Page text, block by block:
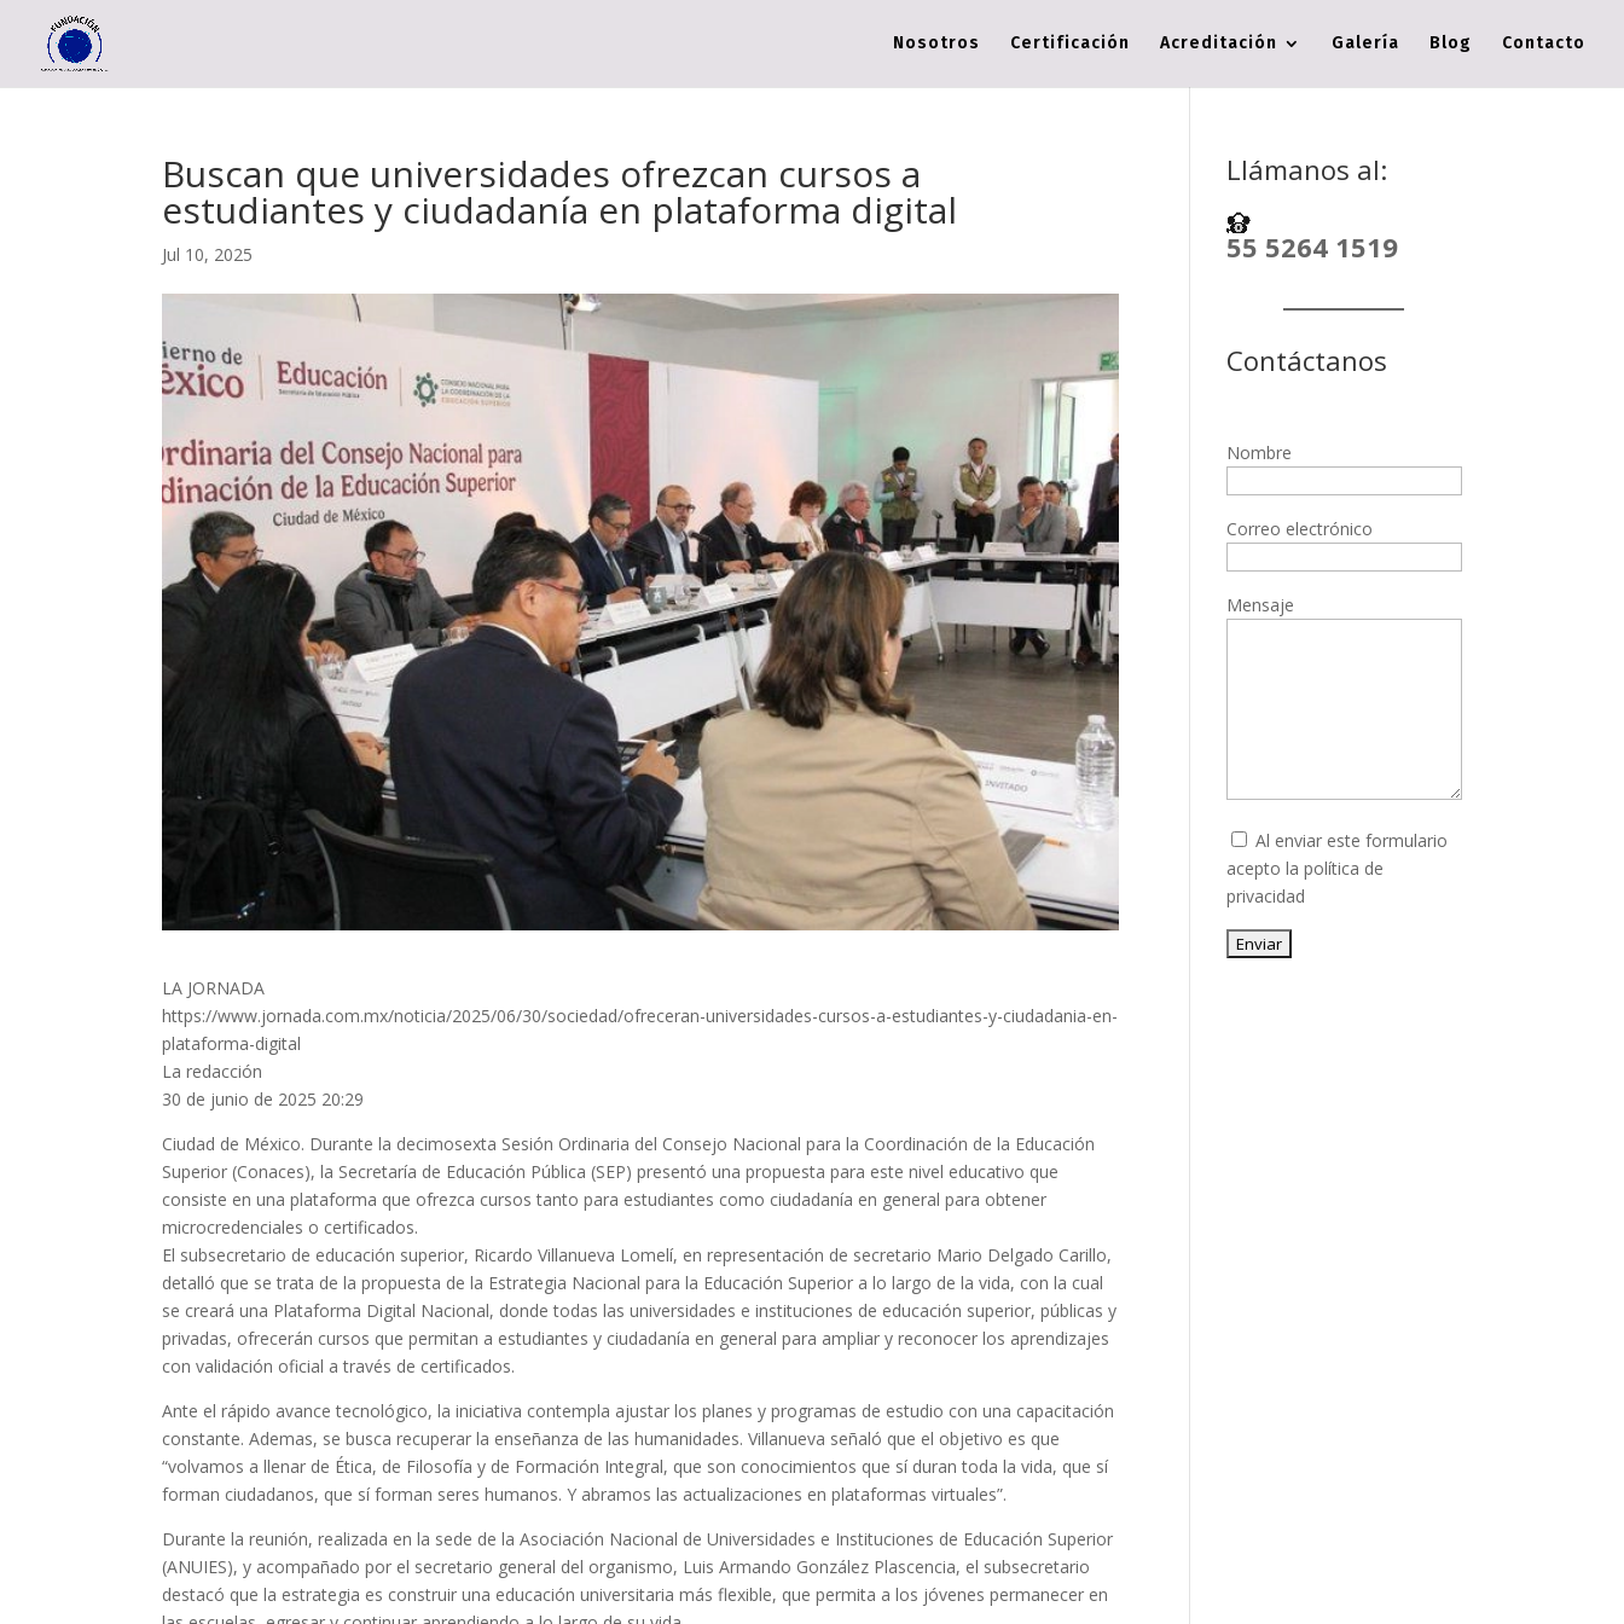
Nosotros Certificación Acreditación Galería Blog Contacto
Buscan que universidades ofrezcan cursos a
estudiantes y ciudadanía en plataforma digital
Jul 10, 2025
LA JORNADA
https://www.jornada.com.mx/noticia/2025/06/30/sociedad/ofreceran-universidades-cursos-a-estudiantes-y-ciudadania-en-
plataforma-digital
La redacción
30 de junio de 2025 20:29
Ciudad de México. Durante la decimosexta Sesión Ordinaria del Consejo Nacional para la Coordinación de la Educación
Superior (Conaces), la Secretaría de Educación Pública (SEP) presentó una propuesta para este nivel educativo que
consiste en una plataforma que ofrezca cursos tanto para estudiantes como ciudadanía en general para obtener
microcredenciales o certificados.
El subsecretario de educación superior, Ricardo Villanueva Lomelí, en representación de secretario Mario Delgado Carillo,
detalló que se trata de la propuesta de la Estrategia Nacional para la Educación Superior a lo largo de la vida, con la cual
se creará una Plataforma Digital Nacional, donde todas las universidades e instituciones de educación superior, públicas y
privadas, ofrecerán cursos que permitan a estudiantes y ciudadanía en general para ampliar y reconocer los aprendizajes
con validación oficial a través de certificados.
Ante el rápido avance tecnológico, la iniciativa contempla ajustar los planes y programas de estudio con una capacitación
constante. Ademas, se busca recuperar la enseñanza de las humanidades. Villanueva señaló que el objetivo es que
“volvamos a llenar de Ética, de Filosofía y de Formación Integral, que son conocimientos que sí duran toda la vida, que sí
forman ciudadanos, que sí forman seres humanos. Y abramos las actualizaciones en plataformas virtuales”.
Durante la reunión, realizada en la sede de la Asociación Nacional de Universidades e Instituciones de Educación Superior
(ANUIES), y acompañado por el secretario general del organismo, Luis Armando González Plascencia, el subsecretario
destacó que la estrategia es construir una educación universitaria más flexible, que permita a los jóvenes permanecer en
Llámanos al:
55 5264 1519
Contáctanos
Nombre
Correo electrónico
Mensaje
Al enviar este formulario
acepto lapolítica de
privacidad
Enviar